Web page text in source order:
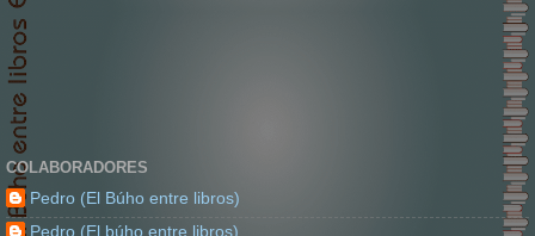
COLABORADORES
Pedro (El Búho entre libros)
Pedro (El búho entre libros)